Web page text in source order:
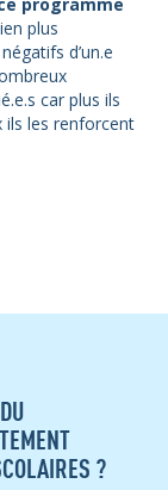
plus
d’un.e
car plus ils
ils les renforcent
?